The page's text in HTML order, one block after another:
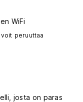
WiFi
peruuttaa
josta on paras